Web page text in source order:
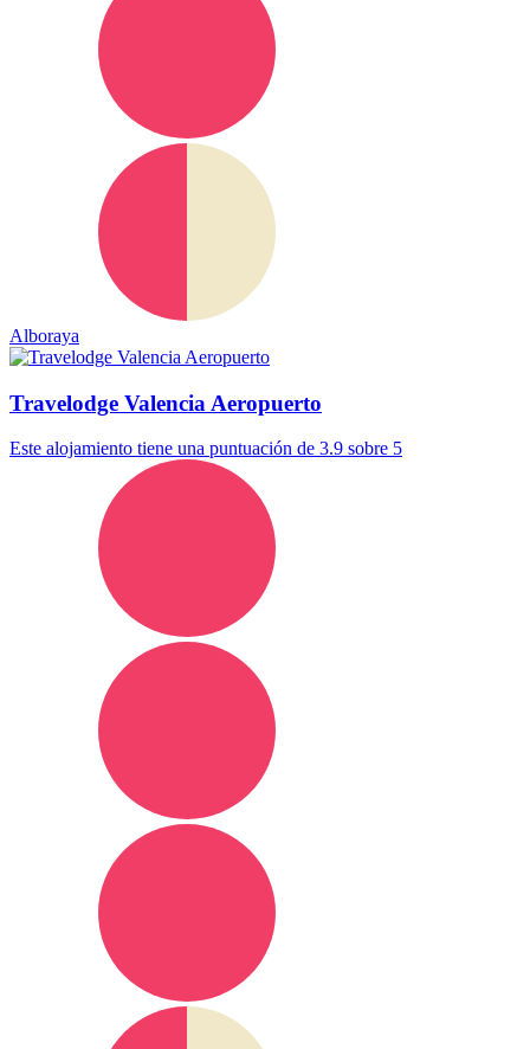
Alboraya
Travelodge Valencia Aeropuerto
Este alojamiento tiene una puntuación de 3.9 sobre 5